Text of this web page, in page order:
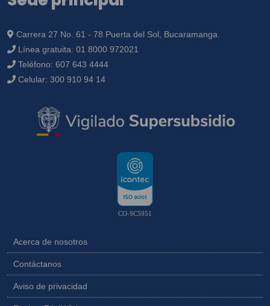
Carrera 27 No. 61 - 78 Puerta del Sol, Bucaramanga.
Línea gratuita: 01 8000 972021
Teléfono: 607 643 4444
Celular: 300 910 94 14
CO-SC5951
Acerca de nosotros
Contáctanos
Aviso de privacidad